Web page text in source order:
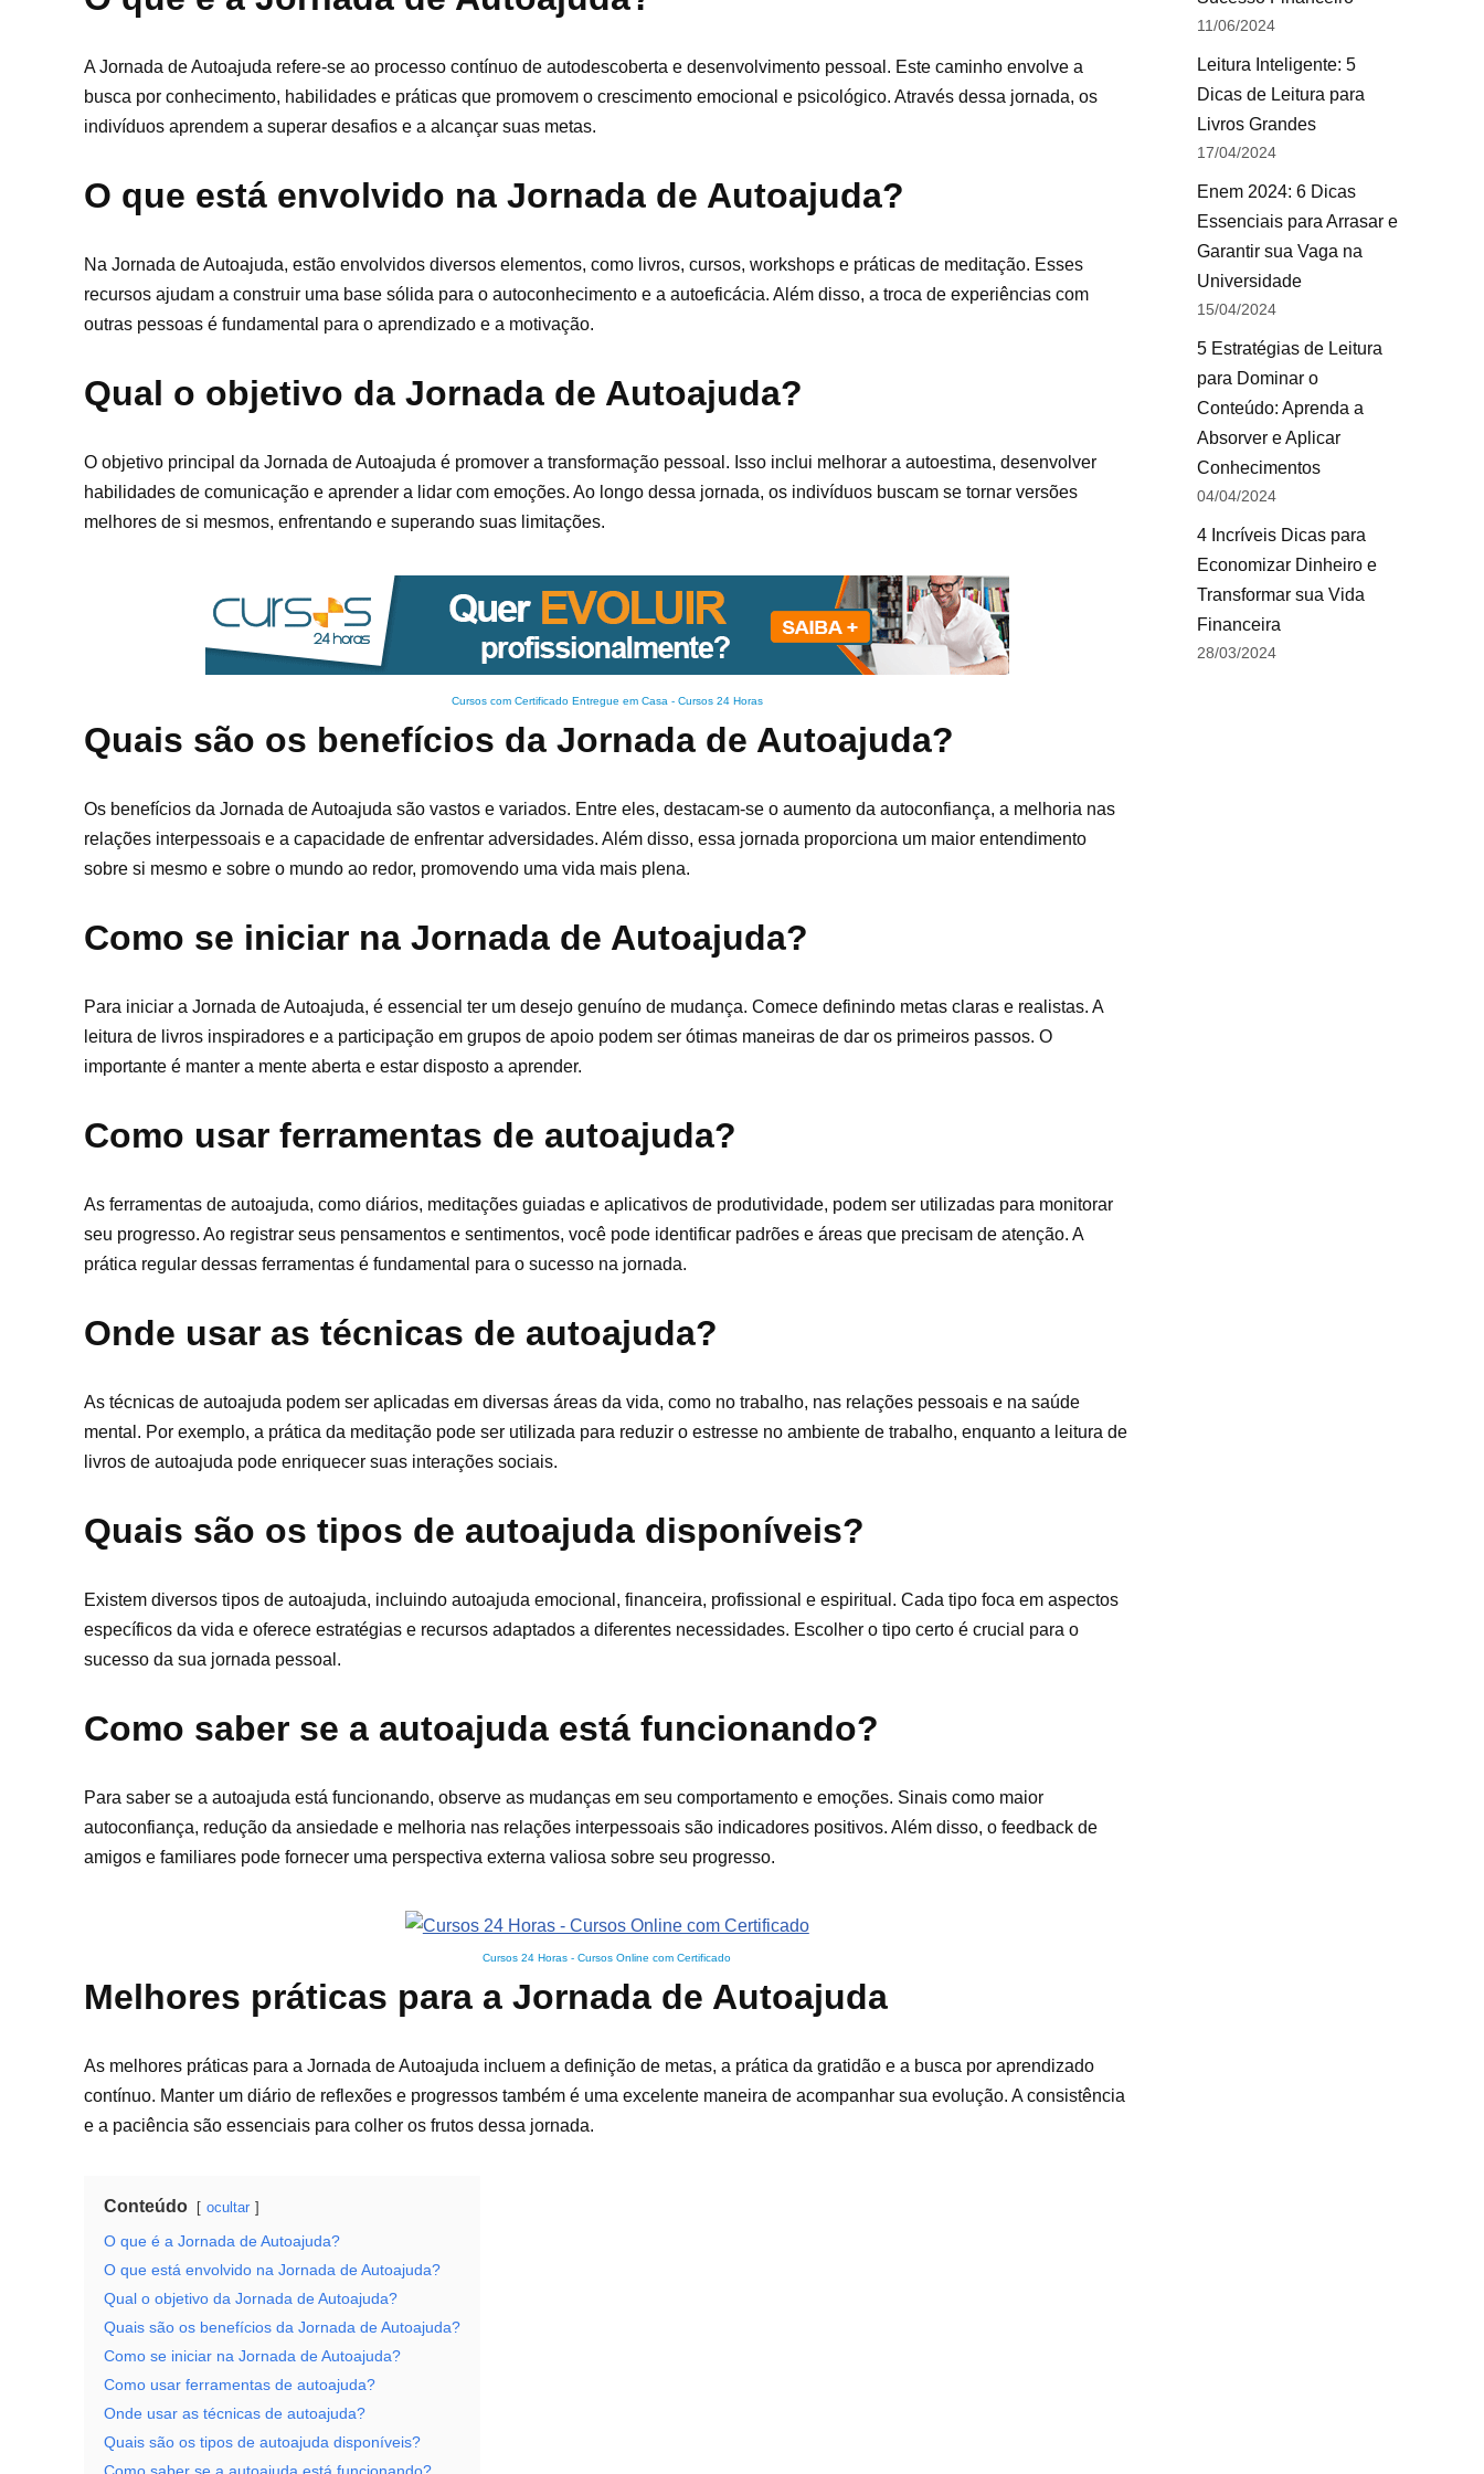
A Jornada de Autoajuda refere-se ao processo contínuo de autodescoberta e desenvolvimento pessoal. Este caminho envolve a
busca por conhecimento, habilidades e práticas que promovem o crescimento emocional e psicológico. Através dessa jornada, os
indivíduos aprendem a superar desafios e a alcançar suas metas.
O que está envolvido na Jornada de Autoajuda?
Na Jornada de Autoajuda, estão envolvidos diversos elementos, como livros, cursos, workshops e práticas de meditação. Esses
recursos ajudam a construir uma base sólida para o autoconhecimento e a autoeficácia. Além disso, a troca de experiências com
outras pessoas é fundamental para o aprendizado e a motivação.
Qual o objetivo da Jornada de Autoajuda?
O objetivo principal da Jornada de Autoajuda é promover a transformação pessoal. Isso inclui melhorar a autoestima, desenvolver
habilidades de comunicação e aprender a lidar com emoções. Ao longo dessa jornada, os indivíduos buscam se tornar versões
melhores de si mesmos, enfrentando e superando suas limitações.
Cursos com Certificado Entregue em Casa - Cursos 24 Horas
Quais são os benefícios da Jornada de Autoajuda?
Os benefícios da Jornada de Autoajuda são vastos e variados. Entre eles, destacam-se o aumento da autoconfiança, a melhoria nas
relações interpessoais e a capacidade de enfrentar adversidades. Além disso, essa jornada proporciona um maior entendimento
sobre si mesmo e sobre o mundo ao redor, promovendo uma vida mais plena.
Como se iniciar na Jornada de Autoajuda?
Para iniciar a Jornada de Autoajuda, é essencial ter um desejo genuíno de mudança. Comece definindo metas claras e realistas. A
leitura de livros inspiradores e a participação em grupos de apoio podem ser ótimas maneiras de dar os primeiros passos. O
importante é manter a mente aberta e estar disposto a aprender.
Como usar ferramentas de autoajuda?
As ferramentas de autoajuda, como diários, meditações guiadas e aplicativos de produtividade, podem ser utilizadas para monitorar
seu progresso. Ao registrar seus pensamentos e sentimentos, você pode identificar padrões e áreas que precisam de atenção. A
prática regular dessas ferramentas é fundamental para o sucesso na jornada.
Onde usar as técnicas de autoajuda?
As técnicas de autoajuda podem ser aplicadas em diversas áreas da vida, como no trabalho, nas relações pessoais e na saúde
mental. Por exemplo, a prática da meditação pode ser utilizada para reduzir o estresse no ambiente de trabalho, enquanto a leitura de
livros de autoajuda pode enriquecer suas interações sociais.
Quais são os tipos de autoajuda disponíveis?
Existem diversos tipos de autoajuda, incluindo autoajuda emocional, financeira, profissional e espiritual. Cada tipo foca em aspectos
específicos da vida e oferece estratégias e recursos adaptados a diferentes necessidades. Escolher o tipo certo é crucial para o
sucesso da sua jornada pessoal.
Como saber se a autoajuda está funcionando?
Para saber se a autoajuda está funcionando, observe as mudanças em seu comportamento e emoções. Sinais como maior
autoconfiança, redução da ansiedade e melhoria nas relações interpessoais são indicadores positivos. Além disso, o feedback de
amigos e familiares pode fornecer uma perspectiva externa valiosa sobre seu progresso.
Cursos 24 Horas - Cursos Online com Certificado
Melhores práticas para a Jornada de Autoajuda
As melhores práticas para a Jornada de Autoajuda incluem a definição de metas, a prática da gratidão e a busca por aprendizado
contínuo. Manter um diário de reflexões e progressos também é uma excelente maneira de acompanhar sua evolução. A consistência
e a paciência são essenciais para colher os frutos dessa jornada.
Conteúdo ocultar
O que é a Jornada de Autoajuda?
O que está envolvido na Jornada de Autoajuda?
Qual o objetivo da Jornada de Autoajuda?
Quais são os benefícios da Jornada de Autoajuda?
Como se iniciar na Jornada de Autoajuda?
Como usar ferramentas de autoajuda?
Onde usar as técnicas de autoajuda?
Quais são os tipos de autoajuda disponíveis?
11/06/2024
Leitura Inteligente: 5
Dicas de Leitura para
Livros Grandes
17/04/2024
Enem 2024: 6 Dicas
Essenciais para Arrasar e
Garantir sua Vaga na
Universidade
15/04/2024
5 Estratégias de Leitura
para Dominar o
Conteúdo: Aprenda a
Absorver e Aplicar
Conhecimentos
04/04/2024
4 Incríveis Dicas para
Economizar Dinheiro e
Transformar sua Vida
Financeira
28/03/2024